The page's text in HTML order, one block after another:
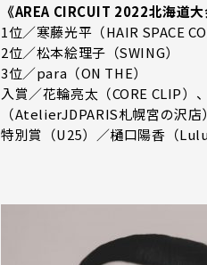
《AREA CIRCUIT 2022北海道大
1位／寒藤光平（HAIR SPACE
2位／松本絵理子（SWING）
3位／para（ON THE）
入賞／花輪亮太（CORE CLIP
（AtelierJDPARIS札幌宮の沢店）
特別賞（U25）／樋口陽香（